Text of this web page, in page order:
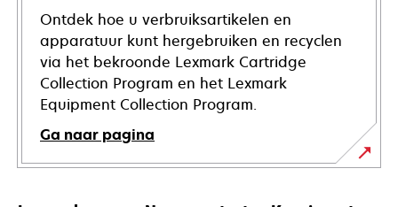
Ontdek hoe u verbruiksartikelen en
apparatuur kunt hergebruiken en recyclen
via het bekroonde Lexmark Cartridge
Collection Program en het Lexmark
Equipment Collection Program.
Ga naar pagina